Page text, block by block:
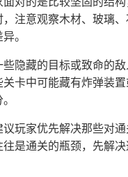
注意观察木材、玻璃
。
隐藏的目标或致命的
卡中可能藏有炸弹装
玩家优先解决那些对
是通关的瓶颈，先解